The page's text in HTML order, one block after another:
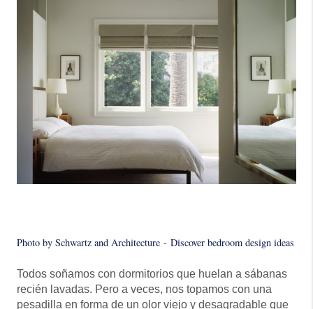
Photo by Schwartz and Architecture - Discover bedroom design ideas
Todos soñamos con dormitorios que huelan a sábanas
recién lavadas. Pero a veces, nos topamos con una
pesadilla en forma de un olor viejo y desagradable que